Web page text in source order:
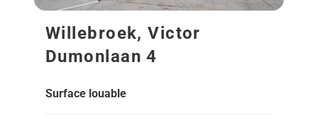
Willebroek, Victor
Dumonlaan 4
Surface louable